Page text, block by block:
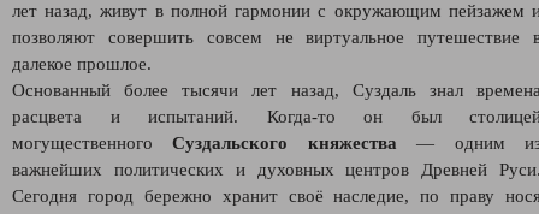
лет назад, живут в полной гармонии с окружающим пейзажем
позволяют совершить совсем не виртуальное путешествие
далекое прошлое.
Основанный более тысячи лет назад, Суздаль знал
расцвета и испытаний. Когда‑то он был
могущественногоСуздальского княжества — одним
важнейших политических и духовных центров Древней
Сегодня город бережно хранит своё наследие, по праву